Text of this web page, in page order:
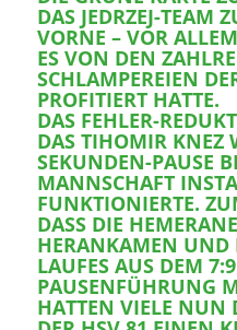
AS JEDRZEJ-TEAM
ORNE – VOR ALLEM
S VON DEN
CHLAMPEREIEN DER
ROFITIERT HATTE.
DAS FEHLER-
DAS TIHOMIR KNEZ
SEKUNDEN-PAUSE
MANNSCHAFT
FUNKTIONIERTE.
DASS DIE
HERANKAMEN UND
LAUFES AUS DEM
PAUSENFÜHRUNG
HATTEN VIELE NUN